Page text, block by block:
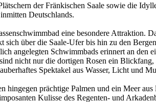
der Fränkischen Saale sowie die
Deutschlands.
eine besondere Attraktion.
sich über die Saale-Ufer bis hin zu den
angelegten Schwimmbads erinnert an den
nicht nur die dortigen Rosen ein Blickfang,
Spektakel aus Wasser, Licht und
hingegen prächtige Palmen und ein Meer
Kulisse des Regenten- und